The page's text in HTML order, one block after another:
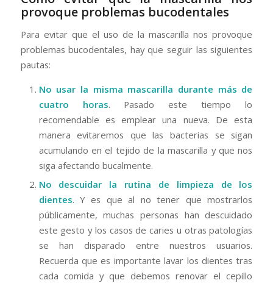
provoque problemas bucodentales
Para evitar que el uso de la mascarilla nos provoque
problemas bucodentales, hay que seguir las siguientes
pautas:
No usar la misma mascarilla durante más de
cuatro horas. Pasado este tiempo lo
recomendable es emplear una nueva. De esta
manera evitaremos que las bacterias se sigan
acumulando en el tejido de la mascarilla y que nos
siga afectando bucalmente.
No descuidar la rutina de limpieza de los
dientes. Y es que al no tener que mostrarlos
públicamente, muchas personas han descuidado
este gesto y los casos de caries u otras patologías
se han disparado entre nuestros usuarios.
Recuerda que es importante lavar los dientes tras
cada comida y que debemos renovar el cepillo